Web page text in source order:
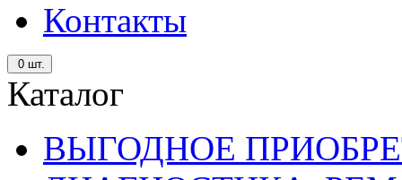
Контакты
0 шт.
Каталог
ВЫГОДНОЕ